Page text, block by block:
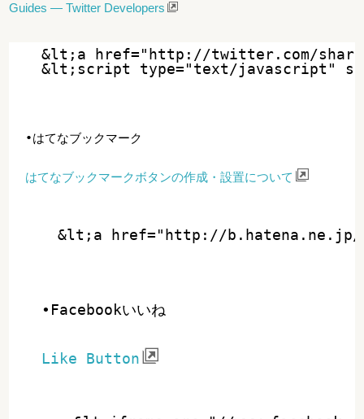
Guides — Twitter Developers
&lt;a href="http://twitter.com/share"
•はてなブックマーク
はてなブックマークボタンの作成・設置について
•Facebookいいね
Like Button